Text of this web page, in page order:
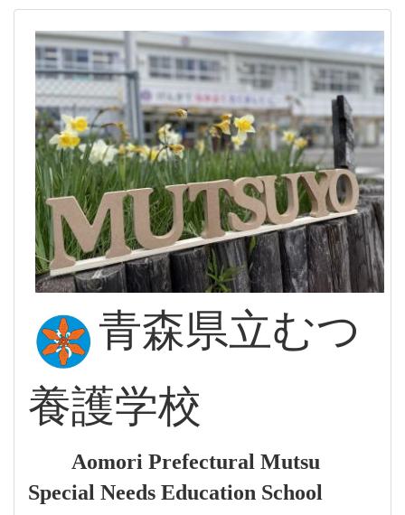
青森県立むつ
養護学校
Aomori Prefectural Mutsu
Special Needs Education School